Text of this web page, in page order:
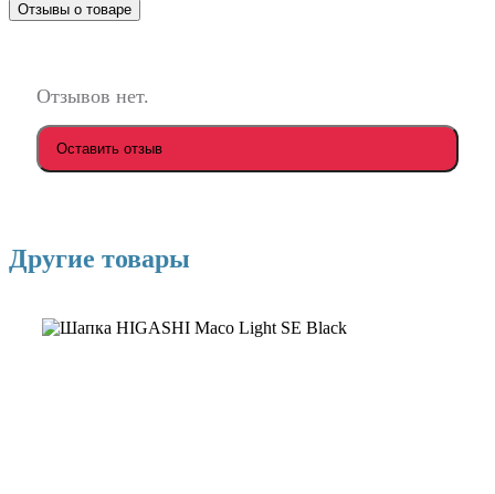
Отзывы о товаре
Отзывов нет.
Оставить отзыв
Другие товары